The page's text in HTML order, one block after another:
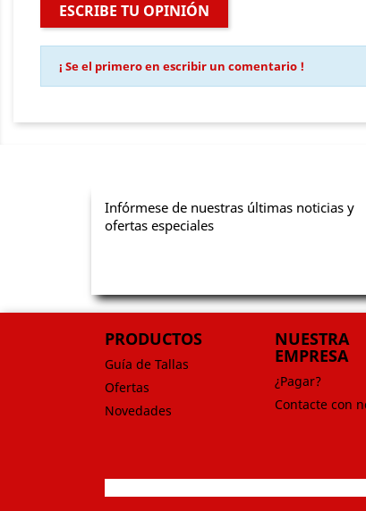
ESCRIBE TU OPINIÓN
¡ Se el primero en escribir un comentario !
Infórmese de nuestras últimas noticias y
ofertas especiales
PRODUCTOS
Guía de Tallas
Ofertas
Novedades
NUESTRA
EMPRESA
¿Pagar?
Contacte con